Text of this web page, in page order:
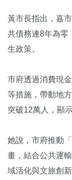
黃市長指出，嘉
共債務連8年為零
生政策。
市府透過消費現
等措施，帶動地
突破12萬人，顯
她說，市府推動
畫，結合公共運
域活化與文旅創